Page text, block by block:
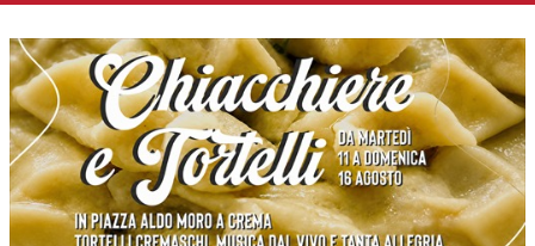
APPUNTAMENTI
CREMASCO
OROSCOPO
LA PIAZZA
ANIMALI
NECROLOGI